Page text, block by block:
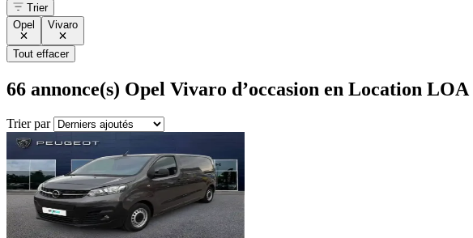
Trier
Opel
Vivaro
Tout effacer
66 annonce(s) Opel Vivaro d’occasion en Location
Trier par